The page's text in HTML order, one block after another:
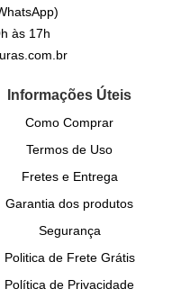
às 17h
Informações Úteis
Como Comprar
Termos de Uso
Fretes e Entrega
Garantia dos produtos
Segurança
Politica de Frete Grátis
Política de Privacidade